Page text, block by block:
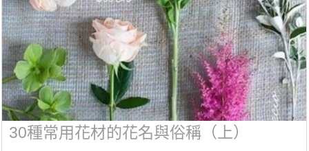
30種常用花材的花名與俗稱（上）